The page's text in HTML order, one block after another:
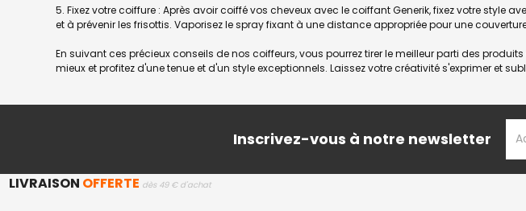
5. Fixez votre coiffure : Après avoir coiffé vos cheveux avec le coiffant Generik, fixez votre
et à prévenir les frisottis. Vaporisez le spray fixant à une distance appropriée pour une
En suivant ces précieux conseils de nos coiffeurs, vous pourrez tirer le meilleur parti des
mieux et profitez d'une tenue et d'un style exceptionnels. Laissez votre créativité s'exprimer et
Inscrivez-vous à notre newsletter
LIVRAISON OFFERTE dès 49 € d'achat